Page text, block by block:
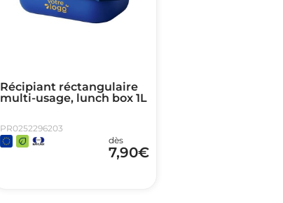
Récipiant réctangulaire
multi-usage, lunch box 1L
PR0252296203
dès
7,90€